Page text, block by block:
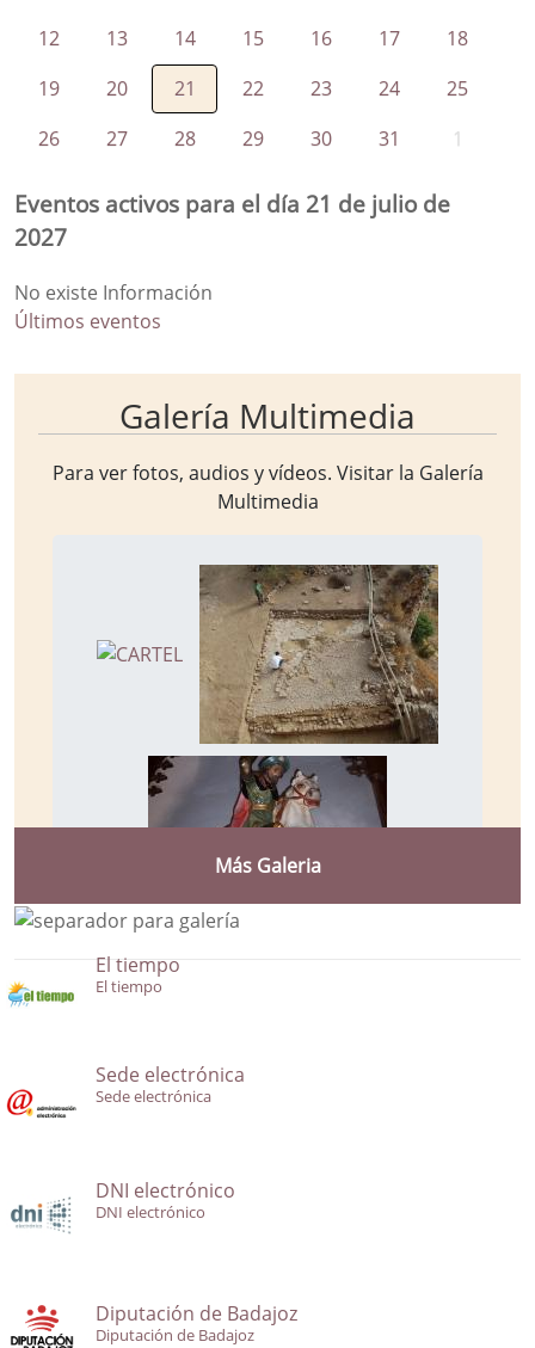
12
13 14 15 16 17
18
19
20 21 22 23 24
25
26
27 28 29 30 31 1
Eventos activos para el día 21 de julio de
2027
No existe Información
Últimos eventos
Galería Multimedia
Para ver fotos, audios y vídeos. Visitar la Galería
Multimedia
Más Galeria
El tiempo
El tiempo
Sede electrónica
Sede electrónica
DNI electrónico
DNI electrónico
Diputación de Badajoz
Diputación de Badajoz